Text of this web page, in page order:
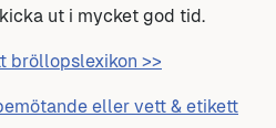
ut i mycket god tid.
bröllopslexikon >>
eller vett & etikett